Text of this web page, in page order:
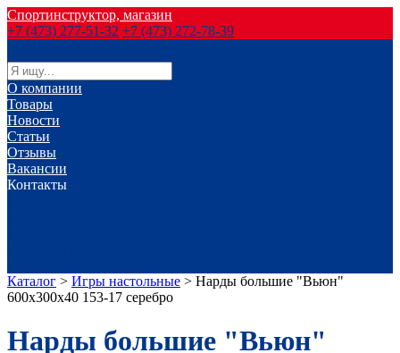
Спортинструктор, магазин
+7 (473) 277-51-32 +7 (473) 272-78-39
О компании
Товары
Новости
Статьи
Отзывы
Вакансии
Контакты
Каталог > Игры настольные > Нарды большие "Вьюн"
600х300х40 153-17 серебро
Нарды большие "Вьюн"